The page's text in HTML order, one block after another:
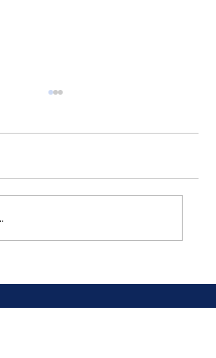
小企業の「M&A（企業の合
かつてないほど活発化していま
を背景にした「守りのM&A」
のための「攻めのM&A」も増
資源をスピード感をもって獲得
社の成長を加速させる手段でも